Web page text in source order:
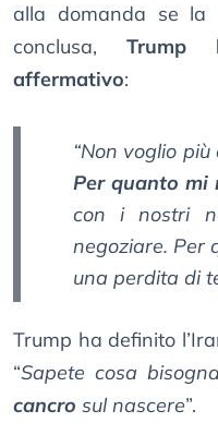
alla domanda se la
conclusa, Trump
affermativo:
“Non voglio
Per quanto mi
con i nostri
negoziare. Per
una perdita di
Trump ha definito
“Sapete cosa
cancro sul nascere”.